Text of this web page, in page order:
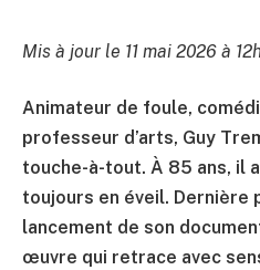
Mis à jour le 11 mai 2026 à
Animateur de foule,
professeur d’arts, Guy
touche-à-tout. À 85 ans, il
toujours en éveil. Dernière
lancement de son
œuvre qui retrace avec